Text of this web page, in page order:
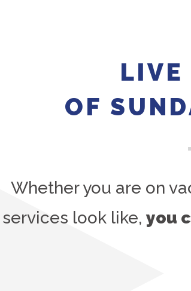
LIVE
OF
Whether you are on
services look like, you